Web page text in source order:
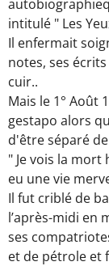
intitulé " Les
Il enfermait
notes, ses
cuir..
Mais le 1° Août
gestapo alors
d'être séparé
" Je vois la
eu une vie
Il fut criblé de
l’après-midi en
ses
et de pétrole et